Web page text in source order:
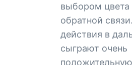
выбором цвета
обратной
действия в
сыграют очень